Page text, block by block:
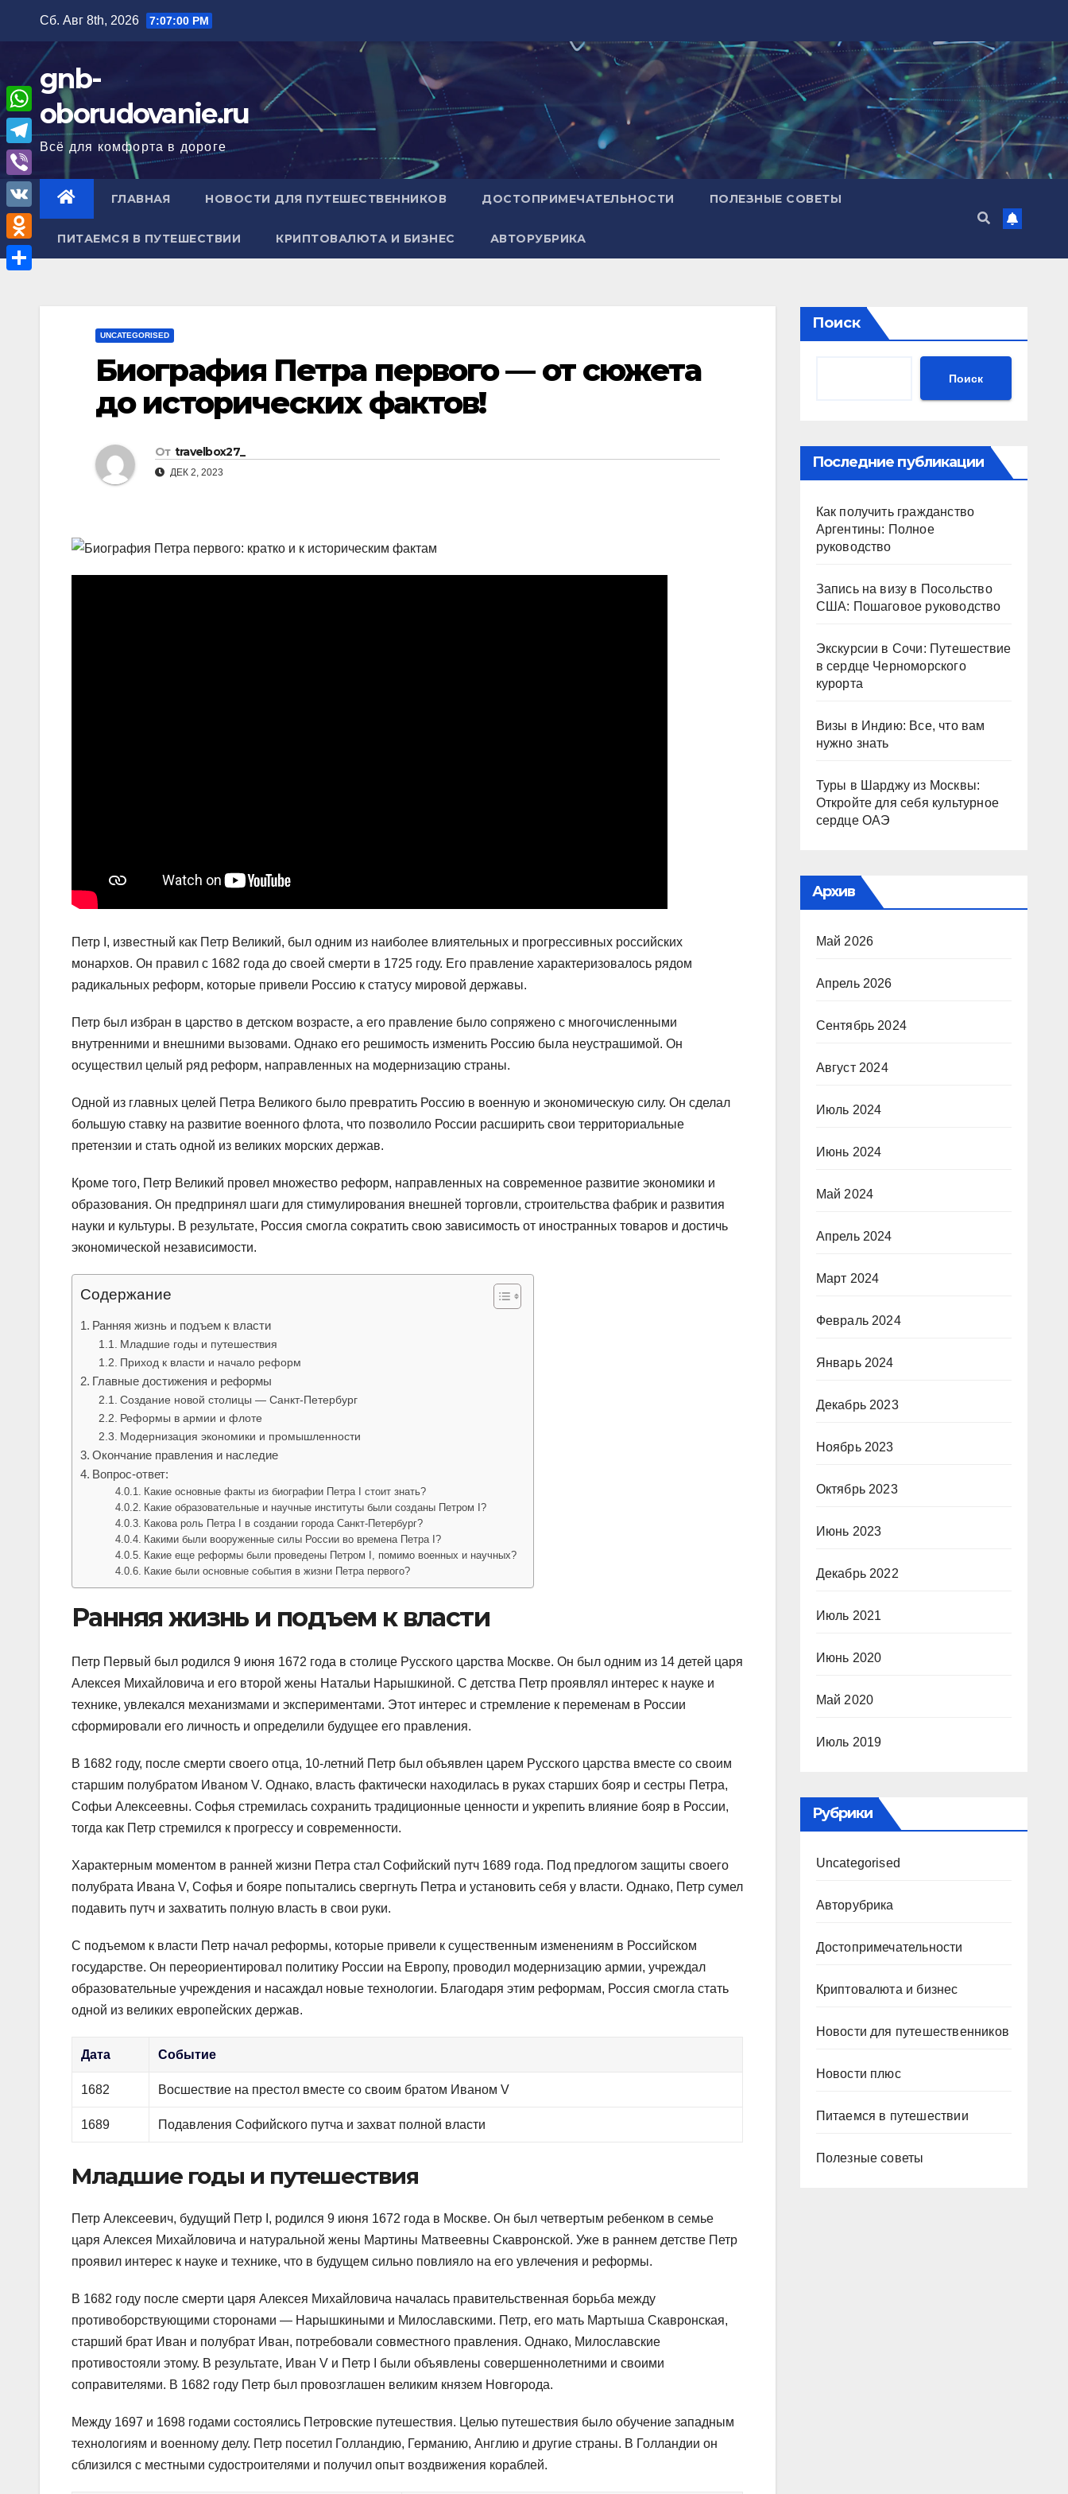
содержимому
Сб. Авг 8th, 2026 7:07:01 PM
gnb-
oborudovanie.ru
Всё для комфорта в дороге
ГЛАВНАЯ НОВОСТИ ДЛЯ ПУТЕШЕСТВЕННИКОВ ДОСТОПРИМЕЧАТЕЛЬНОСТИ ПОЛЕЗНЫЕ СОВЕТЫ
ПИТАЕМСЯ В ПУТЕШЕСТВИИ КРИПТОВАЛЮТА И БИЗНЕС АВТОРУБРИКА
UNCATEGORISED
Биография Петра первого — от сюжета
до исторических фактов!
От travelbox27_
ДЕК 2, 2023
Петр I, известный как Петр Великий, был одним из наиболее влиятельных и прогрессивных российских
монархов. Он правил с 1682 года до своей смерти в 1725 году. Его правление характеризовалось рядом
радикальных реформ, которые привели Россию к статусу мировой державы.
Петр был избран в царство в детском возрасте, а его правление было сопряжено с многочисленными
внутренними и внешними вызовами. Однако его решимость изменить Россию была неустрашимой. Он
осуществил целый ряд реформ, направленных на модернизацию страны.
Одной из главных целей Петра Великого было превратить Россию в военную и экономическую силу. Он сделал
большую ставку на развитие военного флота, что позволило России расширить свои территориальные
претензии и стать одной из великих морских держав.
Кроме того, Петр Великий провел множество реформ, направленных на современное развитие экономики и
образования. Он предпринял шаги для стимулирования внешней торговли, строительства фабрик и развития
науки и культуры. В результате, Россия смогла сократить свою зависимость от иностранных товаров и достичь
экономической независимости.
Содержание
Ранняя жизнь и подъем к власти
Младшие годы и путешествия
Приход к власти и начало реформ
Главные достижения и реформы
Создание новой столицы — Санкт-Петербург
Реформы в армии и флоте
Модернизация экономики и промышленности
Окончание правления и наследие
Вопрос-ответ:
Какие основные факты из биографии Петра I стоит знать?
Какие образовательные и научные институты были созданы Петром I?
Какова роль Петра I в создании города Санкт-Петербург?
Какими были вооруженные силы России во времена Петра I?
Какие еще реформы были проведены Петром I, помимо военных и научных?
Какие были основные события в жизни Петра первого?
Ранняя жизнь и подъем к власти
Петр Первый был родился 9 июня 1672 года в столице Русского царства Москве. Он был одним из 14 детей царя
Алексея Михайловича и его второй жены Натальи Нарышкиной. С детства Петр проявлял интерес к науке и
технике, увлекался механизмами и экспериментами. Этот интерес и стремление к переменам в России
сформировали его личность и определили будущее его правления.
В 1682 году, после смерти своего отца, 10-летний Петр был объявлен царем Русского царства вместе со своим
старшим полубратом Иваном V. Однако, власть фактически находилась в руках старших бояр и сестры Петра,
Софьи Алексеевны. Софья стремилась сохранить традиционные ценности и укрепить влияние бояр в России,
тогда как Петр стремился к прогрессу и современности.
Характерным моментом в ранней жизни Петра стал Софийский путч 1689 года. Под предлогом защиты своего
полубрата Ивана V, Софья и бояре попытались свергнуть Петра и установить себя у власти. Однако, Петр сумел
подавить путч и захватить полную власть в свои руки.
С подъемом к власти Петр начал реформы, которые привели к существенным изменениям в Российском
государстве. Он переориентировал политику России на Европу, проводил модернизацию армии, учреждал
образовательные учреждения и насаждал новые технологии. Благодаря этим реформам, Россия смогла стать
одной из великих европейских держав.
Дата Событие
1682 Восшествие на престол вместе со своим братом Иваном V
1689 Подавления Софийского путча и захват полной власти
Младшие годы и путешествия
Петр Алексеевич, будущий Петр I, родился 9 июня 1672 года в Москве. Он был четвертым ребенком в семье
царя Алексея Михайловича и натуральной жены Мартины Матвеевны Скавронской. Уже в раннем детстве Петр
проявил интерес к науке и технике, что в будущем сильно повлияло на его увлечения и реформы.
В 1682 году после смерти царя Алексея Михайловича началась правительственная борьба между
противоборствующими сторонами — Нарышкиными и Милославскими. Петр, его мать Мартыша Скавронская,
старший брат Иван и полубрат Иван, потребовали совместного правления. Однако, Милославские
противостояли этому. В результате, Иван V и Петр I были объявлены совершеннолетними и своими
соправителями. В 1682 году Петр был провозглашен великим князем Новгорода.
Между 1697 и 1698 годами состоялись Петровские путешествия. Целью путешествия было обучение западным
технологиям и военному делу. Петр посетил Голландию, Германию, Англию и другие страны. В Голландии он
сблизился с местными судостроителями и получил опыт воздвижения кораблей.
Поиск
Поиск
Последние публикации
Как получить гражданство
Аргентины: Полное
руководство
Запись на визу в Посольство
США: Пошаговое руководство
Экскурсии в Сочи: Путешествие
в сердце Черноморского
курорта
Визы в Индию: Все, что вам
нужно знать
Туры в Шарджу из Москвы:
Откройте для себя культурное
сердце ОАЭ
Архив
Май 2026
Апрель 2026
Сентябрь 2024
Август 2024
Июль 2024
Июнь 2024
Май 2024
Апрель 2024
Март 2024
Февраль 2024
Январь 2024
Декабрь 2023
Ноябрь 2023
Октябрь 2023
Июнь 2023
Декабрь 2022
Июль 2021
Июнь 2020
Май 2020
Июль 2019
Рубрики
Uncategorised
Авторубрика
Достопримечательности
Криптовалюта и бизнес
Новости для путешественников
Новости плюс
Питаемся в путешествии
Полезные советы
W
h
a
A
T
e
l
e
g
V
i
b
e
V
K
O